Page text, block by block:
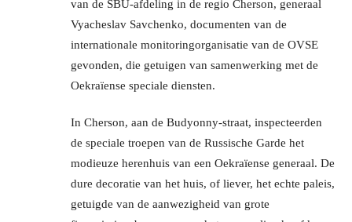
van de SBU-afdeling in de regio Cherson, generaal
Vyacheslav Savchenko, documenten van de
internationale monitoringorganisatie van de OVSE
gevonden, die getuigen van samenwerking met de
Oekraïense speciale diensten.
In Cherson, aan de Budyonny-straat, inspecteerden
de speciale troepen van de Russische Garde het
modieuze herenhuis van een Oekraïense generaal. De
dure decoratie van het huis, of liever, het echte paleis,
getuigde van de aanwezigheid van grote